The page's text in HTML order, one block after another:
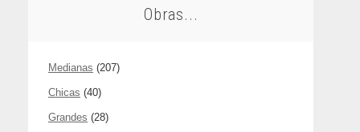
Obras...
Medianas (207)
Chicas (40)
Grandes (28)